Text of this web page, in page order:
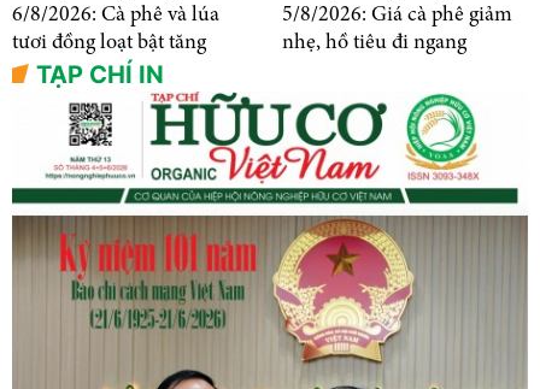
6/8/2026: Cà phê và lúa
tươi đồng loạt bật tăng
5/8/2026: Giá cà phê giảm
nhẹ, hồ tiêu đi ngang
TẠP CHÍ IN